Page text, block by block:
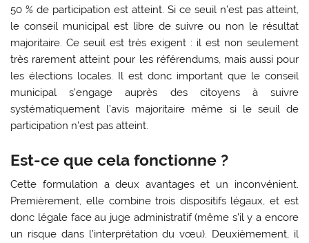
50 % de participation est atteint. Si ce seuil n’est pas atteint,
le conseil municipal est libre de suivre ou non le résultat
majoritaire. Ce seuil est très exigent : il est non seulement
très rarement atteint pour les référendums, mais aussi pour
les élections locales. Il est donc important que le conseil
municipal s’engage auprès des citoyens à suivre
systématiquement l’avis majoritaire même si le seuil de
participation n’est pas atteint.
Est-ce que cela fonctionne ?
Cette formulation a deux avantages et un inconvénient.
Premièrement, elle combine trois dispositifs légaux, et est
donc légale face au juge administratif (même s’il y a encore
un risque dans l’interprétation du vœu). Deuxièmement, il